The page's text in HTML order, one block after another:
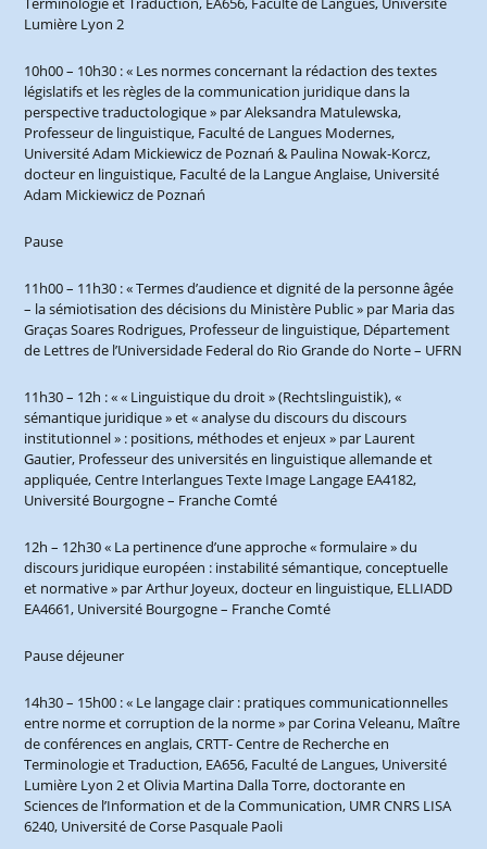
Lumière Lyon 2
10h00 – 10h30 : « Les normes concernant la rédaction des textes
législatifs et les règles de la communication juridique dans la
perspective traductologique » par Aleksandra Matulewska,
Professeur de linguistique, Faculté de Langues Modernes,
Université Adam Mickiewicz de Poznań & Paulina Nowak-Korcz,
docteur en linguistique, Faculté de la Langue Anglaise, Université
Adam Mickiewicz de Poznań
Pause
11h00 – 11h30 : « Termes d’audience et dignité de la personne âgée
– la sémiotisation des décisions du Ministère Public » par Maria das
Graças Soares Rodrigues, Professeur de linguistique, Département
de Lettres de l’Universidade Federal do Rio Grande do Norte – UFRN
11h30 – 12h : « « Linguistique du droit » (Rechtslinguistik), «
sémantique juridique » et « analyse du discours du discours
institutionnel » : positions, méthodes et enjeux » par Laurent
Gautier, Professeur des universités en linguistique allemande et
appliquée, Centre Interlangues Texte Image Langage EA4182,
Université Bourgogne – Franche Comté
12h – 12h30 « La pertinence d’une approche « formulaire » du
discours juridique européen : instabilité sémantique, conceptuelle
et normative » par Arthur Joyeux, docteur en linguistique, ELLIADD
EA4661, Université Bourgogne – Franche Comté
Pause déjeuner
14h30 – 15h00 : « Le langage clair : pratiques communicationnelles
entre norme et corruption de la norme » par Corina Veleanu, Maître
de conférences en anglais, CRTT- Centre de Recherche en
Terminologie et Traduction, EA656, Faculté de Langues, Université
Lumière Lyon 2 et Olivia Martina Dalla Torre, doctorante en
Sciences de l’Information et de la Communication, UMR CNRS LISA
6240, Université de Corse Pasquale Paoli